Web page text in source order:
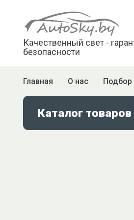
Качественный свет -
безопасности
Главная О нас Подбор
Каталог товаров